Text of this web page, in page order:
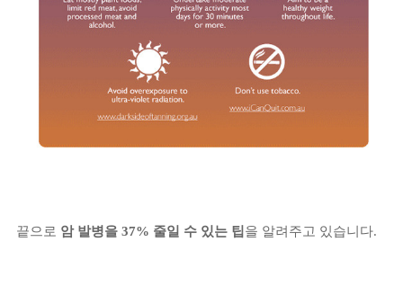
끝으로 암 발병을 37% 줄일 수 있는 팁 을 알려주고 있습니다.